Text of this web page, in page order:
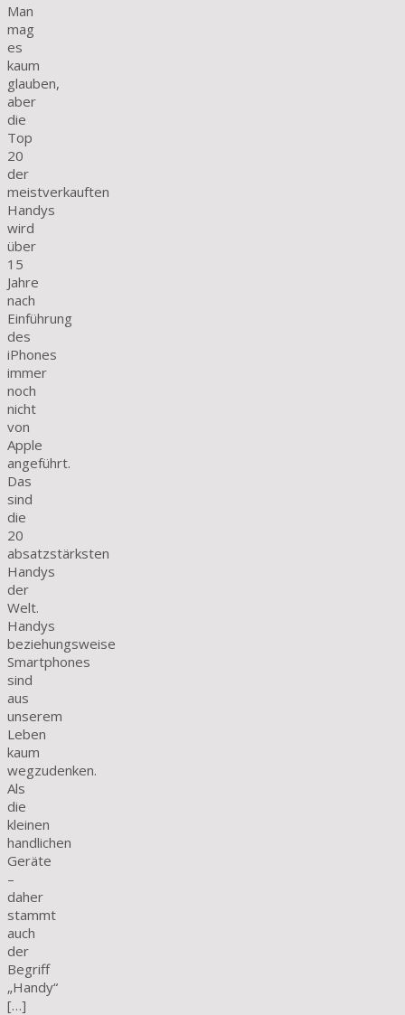
Man
mag
es
kaum
glauben,
aber
die
Top
20
der
meistverkauften
Handys
wird
über
15
Jahre
nach
Einführung
des
iPhones
immer
noch
nicht
von
Apple
angeführt.
Das
sind
die
20
absatzstärksten
Handys
der
Welt.
Handys
beziehungsweise
Smartphones
sind
aus
unserem
Leben
kaum
wegzudenken.
Als
die
kleinen
handlichen
Geräte
–
daher
stammt
auch
der
Begriff
„Handy“
[…]